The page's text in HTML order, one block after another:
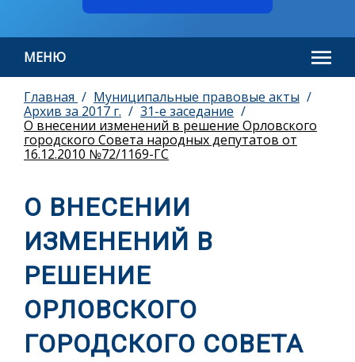
МЕНЮ
Главная
Муниципальные правовые акты
Архив за 2017 г.
31-e заседание
О внесении изменений в решение Орловского
городского Совета народных депутатов от
16.12.2010 №72/1169-ГС
О ВНЕСЕНИИ
ИЗМЕНЕНИЙ В
РЕШЕНИЕ
ОРЛОВСКОГО
ГОРОДСКОГО СОВЕТА